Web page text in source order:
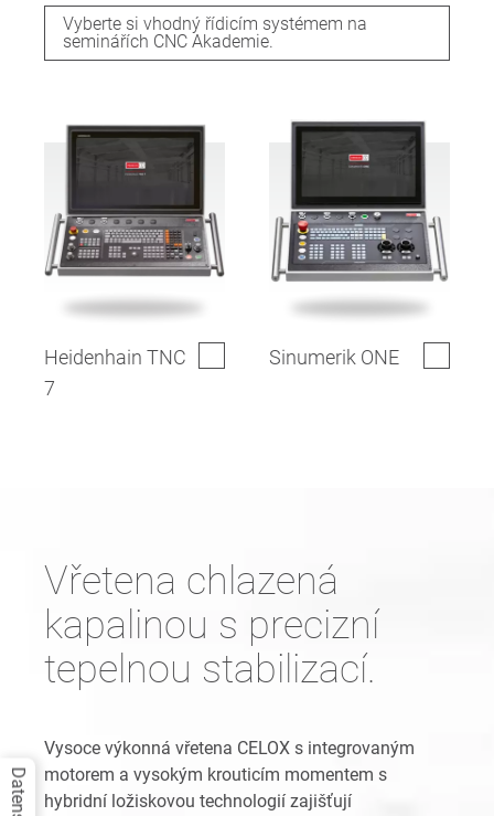
Vyberte si vhodný řídicím systémem na
seminářích CNC Akademie.
Heidenhain TNC
7
Sinumerik ONE
Vřetena chlazená
kapalinou s precizní
tepelnou stabilizací.
Vysoce výkonná vřetena CELOX s integrovaným
motorem a vysokým krouticím momentem s
hybridní ložiskovou technologií zajišťují